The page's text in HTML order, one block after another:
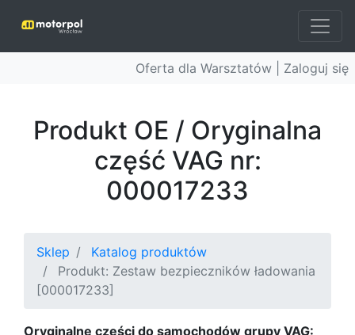
Oferta dla Warsztatów | Zaloguj się
Produkt OE / Oryginalna
część VAG nr:
000017233
Sklep
Katalog produktów
Produkt: Zestaw bezpieczników ładowania
[000017233]
Oryginalne części do samochodów grupy VAG: